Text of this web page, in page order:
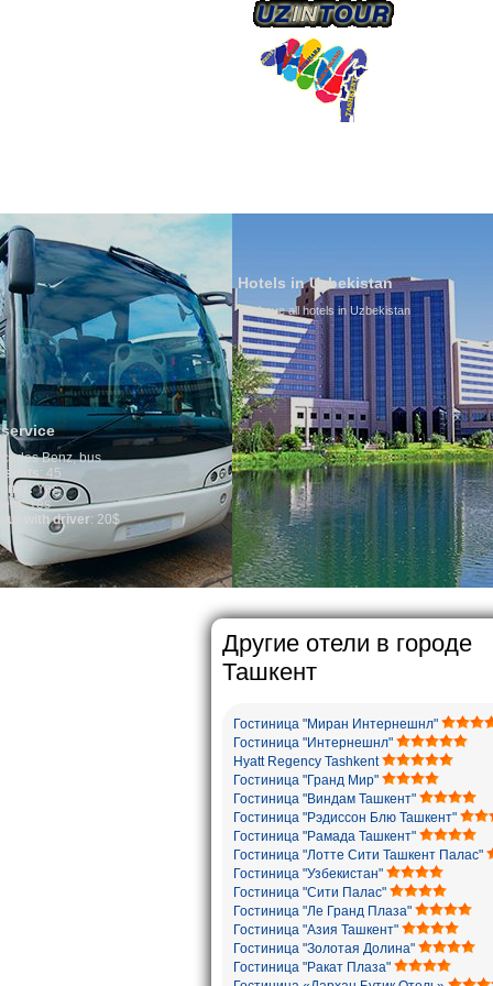
Hotels in Uzbekistan
We have all hotels in Uzbekistan
Culture of
By nature Uzbeks
is why migration and
any influence on
general, the level of the
growth is very high. In
marriages is
percentage of divorce
in the world. According
family is regarded as
The usual Uzbek
rather big. On the
5-6 children.
Другие отели в городе
Ташкент
Гостиница "Миран Интернешнл"
Гостиница "Интернешнл"
Hyatt Regency Tashkent
Гостиница "Гранд Мир"
Гостиница "Виндам Ташкент"
Гостиница "Рэдиссон Блю Ташкент"
Гостиница "Рамада Ташкент"
Гостиница "Лотте Сити Ташкент Палас"
Гостиница "Узбекистан"
Гостиница "Сити Палас"
Гостиница "Ле Гранд Плаза"
Гостиница "Азия Ташкент"
Гостиница "Золотая Долина"
Гостиница "Ракат Плаза"